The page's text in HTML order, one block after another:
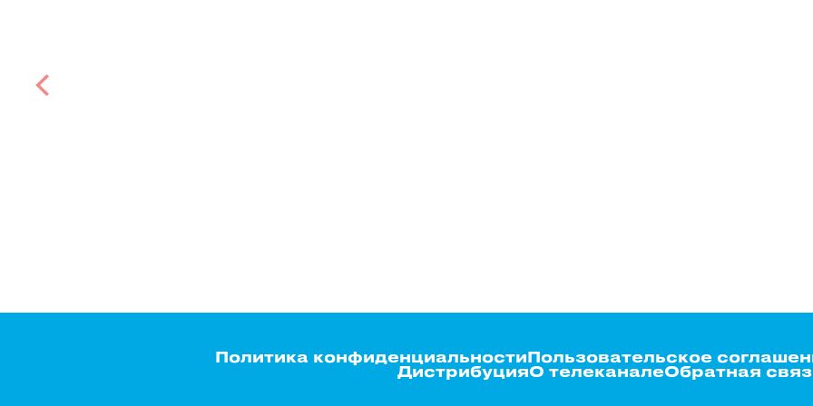
Политика конфиденциальностиПользовательское
ДистрибуцияО телеканалеОбратная